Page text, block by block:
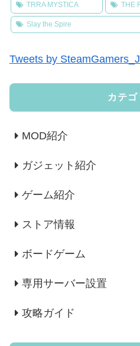
TRRA MYSTICA THE
Slay the Spire
Tweets by
カテゴ
MOD紹介
ガジェット紹介
ゲーム紹介
ストア情報
ボードゲーム
専用サーバー設置
攻略ガイド